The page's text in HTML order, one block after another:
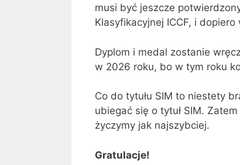
musi być jeszcze
Klasyfikacyjnej ICCF, i
Dyplom i medal zostanie
w 2026 roku, bo w tym roku
Co do tytułu SIM to niestety
ubiegać się o tytuł SIM.
życzymy jak najszybciej.
Gratulacje!